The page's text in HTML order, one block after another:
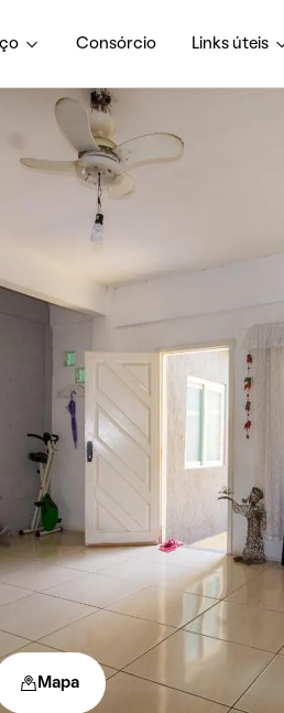
Consórcio Links úteis
Mapa